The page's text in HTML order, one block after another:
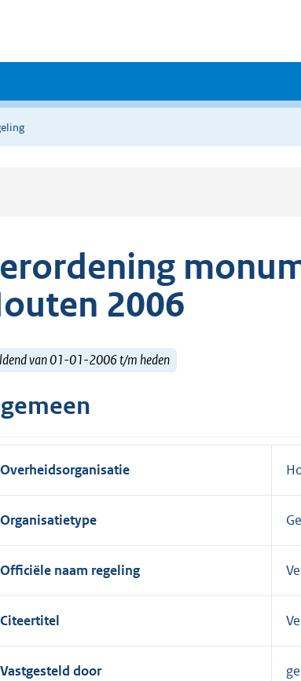
2006
van 01-01-2006 t/m heden
Overheidsorganisatie
Organisatietype
Officiële naam regeling
Citeertitel
Vastgesteld door